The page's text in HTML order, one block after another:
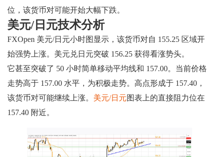
位，该货币对可能开始大幅下跌。
美元/日元技术分析
FXOpen 美元/日元小时图显示，该货币对自 155.25 区域开
始强势上涨。美元兑日元突破 156.25 获得看涨势头。
它甚至突破了 50 小时简单移动平均线和 157.00。当前价格
走势高于 157.00 水平，为积极走势。高点形成于 157.40，
该货币对可能继续上涨。 美元/日元图表上的直接阻力位在
157.40 附近。